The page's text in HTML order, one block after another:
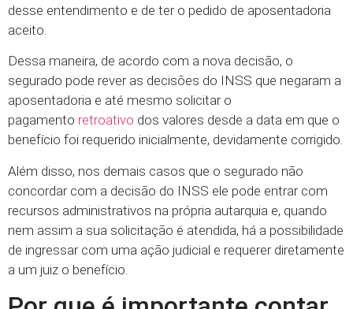
desse entendimento e de ter o pedido de aposentadoria
aceito.
Dessa maneira, de acordo com a nova decisão, o
segurado pode rever as decisões do INSS que negaram a
aposentadoria e até mesmo solicitar o
pagamento retroativo dos valores desde a data em que o
benefício foi requerido inicialmente, devidamente corrigido.
Além disso, nos demais casos que o segurado não
concordar com a decisão do INSS ele pode entrar com
recursos administrativos na própria autarquia e, quando
nem assim a sua solicitação é atendida, há a possibilidade
de ingressar com uma ação judicial e requerer diretamente
a um juiz o benefício.